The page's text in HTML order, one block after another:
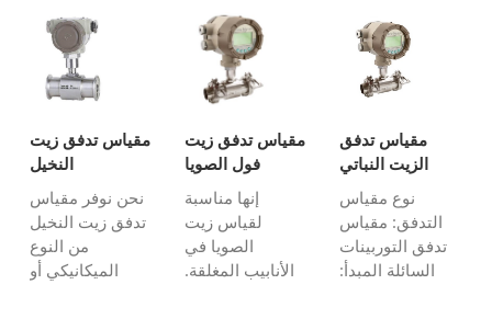
التروس هو نوع
من مقياس تدفق
الزيت الرقمي
المنخفض التدفق.
الزيت الذي يمكن
قياسه هو 0.6-50
0.83...
الحجمي يشير إلى
الديزل ، والوقود
البترولي ،
والكيروسين ،
وزيت التدفئة
المنزلية ، ووقود
الطائرات ، ووقود
الديزل .....
تروس بيضاوي مع
جهاز إرسال
وشاشة
تدفق التوربينات
السائلة هو نوع
من مقياس
التدفق الحجمي
الاقتصادي ...
مقياس تدفق زيت
النخيل
نحن نوفر مقياس
تدفق زيت النخيل
من النوع
الميكانيكي أو
مقياس تدفق زيت
فول الصويا
إنها مناسبة
لقياس زيت
الصويا في
الأنابيب المغلقة.
مقياس تدفق
الزيت النباتي
الرقمي
نوع مقياس
التدفق: مقياس
تدفق التوربينات
السائلة المبدأ: